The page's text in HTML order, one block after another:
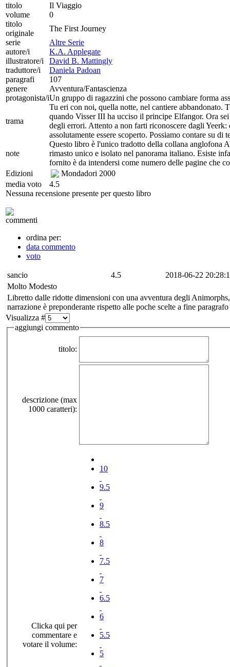
titolo
Il Viaggio
volume
0
titolo
originale
The First Journey
serie
Altre Serie
autore/i
K.A. Applegate
illustratore/i
David B. Mattingly
traduttore/i
Daniela Padoan
paragrafi
107
genere
Avventura/Fantascienza
protagonista/iUn gruppo di ragazzini che possono cambiare forma
trama
Tu eri con noi, quella notte, nel cantiere abbandonato.
quando Visser III ha ucciso il principe Elfangor. Ora
degli errori. Attento a non farti riconoscere dagli Yeerk:
assolutamente essere scoperto. Possiamo contare su di
note
Questo libro è l'unico tradotto della collana anglofona
rimasto unico e isolato nel panorama italiano. Esiste
fornito è da intendersi come numero delle pagine che
Edizioni
Mondadori 2000
media voto
4.5
Nessuna recensione presente per questo libro
commenti
ordina per:
data commento
voto
sancio 4.5
2018-06-22
Molto Modesto
Libretto dalle ridotte dimensioni con una avventura degli
narrazione è preponderante rispetto alle poche scelte a fine
Visualizza #
aggiungi commento
titolo:
descrizione (max
1000 caratteri):
Clicka qui per
commentare e
votare il volume:
10
9.5
9
8.5
8
7.5
7
6.5
6
5.5
5